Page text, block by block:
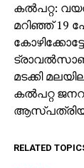
കല്‍പറ്റ:
മറിഞ്ഞ് 19
മടക്കി
കല്‍പറ്റ
RELATED